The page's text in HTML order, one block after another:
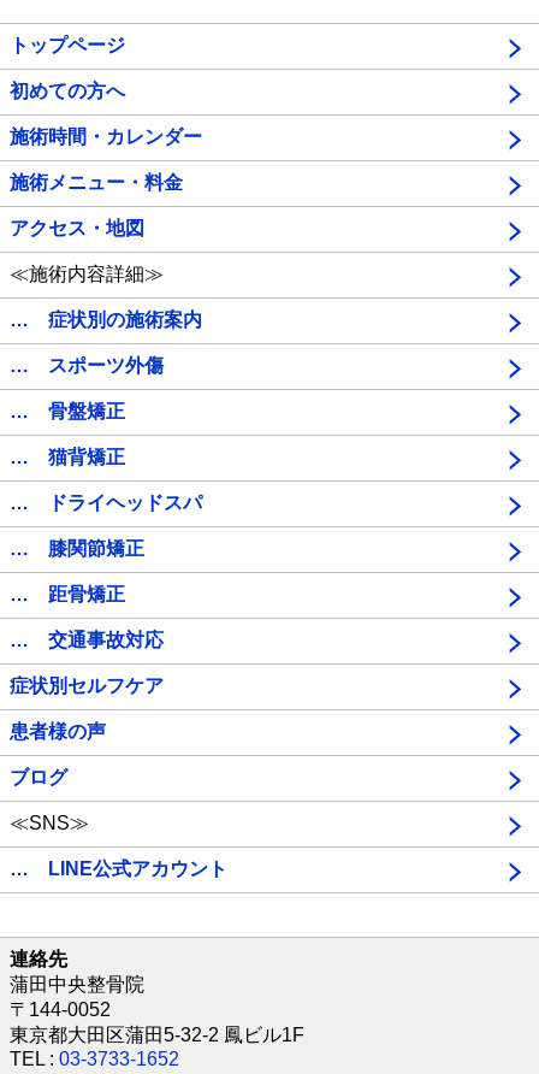
トップページ
初めての方へ
施術時間・カレンダー
施術メニュー・料金
アクセス・地図
≪施術内容詳細≫
… 症状別の施術案内
… スポーツ外傷
… 骨盤矯正
… 猫背矯正
… ドライヘッドスパ
… 膝関節矯正
… 距骨矯正
… 交通事故対応
症状別セルフケア
患者様の声
ブログ
≪SNS≫
… LINE公式アカウント
連絡先
蒲田中央整骨院
〒144-0052
東京都大田区蒲田5-32-2 鳳ビル1F
TEL : 03-3733-1652